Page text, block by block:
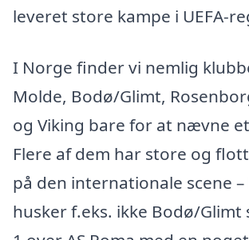
leveret store kampe i UEFA-
I Norge finder vi nemlig
Molde, Bodø/Glimt,
og Viking bare for at nævne
Flere af dem har store og
på den internationale scene –
husker f.eks. ikke Bodø/Glimt